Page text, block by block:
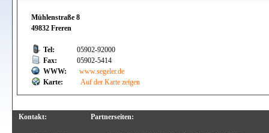
Mühlenstraße 8
49832 Freren
Tel:
05902-92000
Fax:
05902-5414
WWW:
www.segeler.de
Karte:
Auf der Karte zeigen
Kontakt: Partnerseiten: